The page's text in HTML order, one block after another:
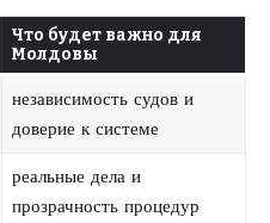
Что будет важно для
Молдовы
независимость судов и
доверие к системе
реальные дела и
прозрачность процедур